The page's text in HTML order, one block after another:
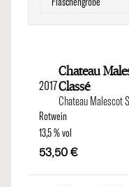
2017
Chateau
Classé
Chateau Malescot
Rotwein
13,5 % vol
53,50 €